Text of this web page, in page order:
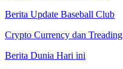
Berita Update Baseball Club
Crypto Currency dan Treading
Berita Dunia Hari ini